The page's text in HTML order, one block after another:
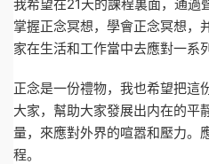
我希望在21天的課程裏面，通過
掌握正念冥想，學會正念冥想，
家在生活和工作當中去應對一系
正念是一份禮物，我也希望把這
大家，幫助大家發展出内在的平
量，來應對外界的喧嚣和壓力。
程。